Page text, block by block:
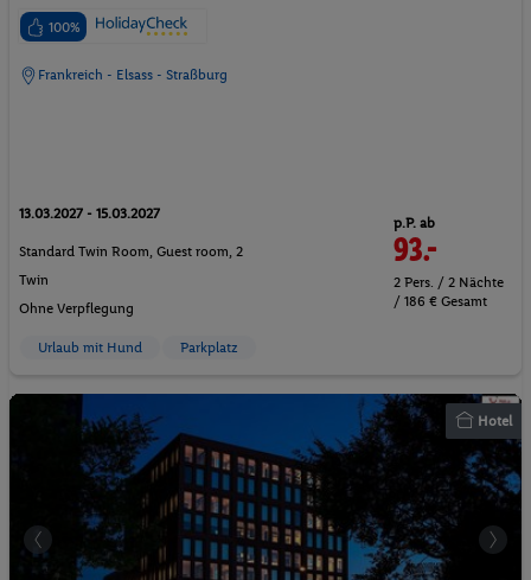
100%
Frankreich - Elsass - Straßburg
13.03.2027 - 15.03.2027
Standard Twin Room, Guest room, 2
Twin
Ohne Verpflegung
p.P. ab
93.-
2 Pers. / 2 Nächte
/ 186 € Gesamt
Urlaub mit Hund Parkplatz
Hotel